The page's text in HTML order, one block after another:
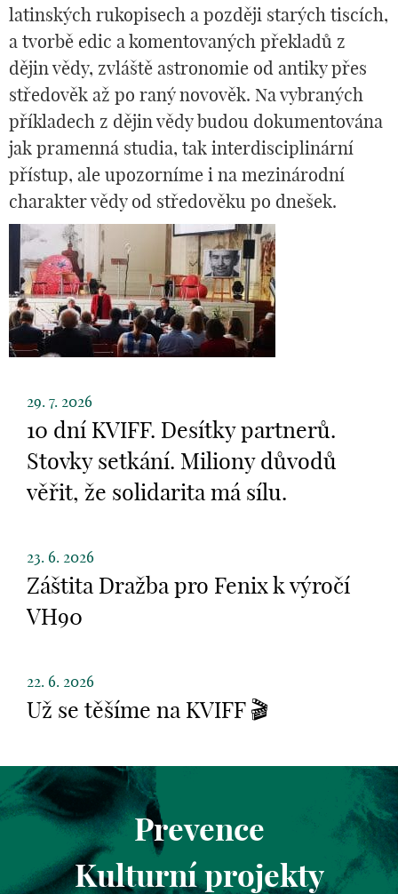
latinských rukopisech a později starých tiscích,
a tvorbě edic a komentovaných překladů z
dějin vědy, zvláště astronomie od antiky přes
středověk až po raný novověk. Na vybraných
příkladech z dějin vědy budou dokumentována
jak pramenná studia, tak interdisciplinární
přístup, ale upozorníme i na mezinárodní
charakter vědy od středověku po dnešek.
29. 7. 2026
10 dní KVIFF. Desítky partnerů.
Stovky setkání. Miliony důvodů
věřit, že solidarita má sílu.
23. 6. 2026
Záštita Dražba pro Fenix k výročí
VH90
22. 6. 2026
Už se těšíme na KVIFF 🎬
Prevence
Kulturní projekty